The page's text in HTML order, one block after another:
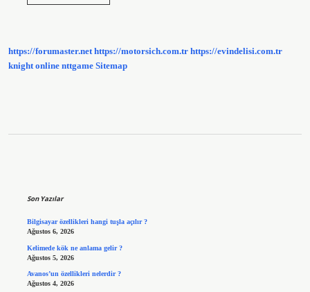
https://forumaster.net https://motorsich.com.tr https://evindelisi.com.tr
knight online nttgame Sitemap
Son Yazılar
Bilgisayar özellikleri hangi tuşla açılır ?
Ağustos 6, 2026
Kelimede kök ne anlama gelir ?
Ağustos 5, 2026
Avanos’un özellikleri nelerdir ?
Ağustos 4, 2026